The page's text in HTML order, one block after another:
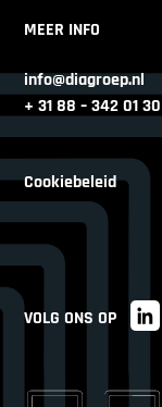
MEER INFO
info@diagroep.nl
+ 31 88 – 342 01 30
Cookiebeleid
VOLG ONS OP